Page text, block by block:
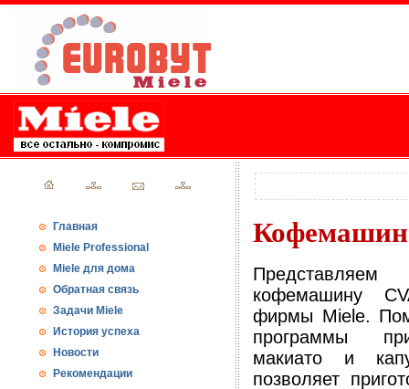
Главная
Miele Professional
Miele для дома
Обратная связь
Задачи Miele
История успеха
Новости
Рекомендации
кофемашину
фирмы Miele.
программы
макиато и
позволяет